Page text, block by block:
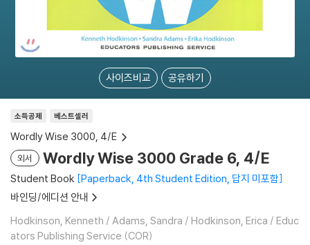
사이즈비교 공유하기
소득공제 베스트셀러
Wordly Wise 3000, 4/E
외서 Wordly Wise 3000 Grade 6, 4/E
Student Book Paperback, 4th Student Edition, 답지 미포함
바인딩/에디션 안내
Hodkinson, Kenneth / Adams, Sandra / Hodkinson, Erica / Educ
ators Publishing Service (COR)